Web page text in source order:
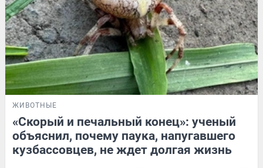
ЖИВОТНЫЕ
«Скорый и печальный конец»: ученый
объяснил, почему паука, напугавшего
кузбассовцев, не ждет долгая жизнь